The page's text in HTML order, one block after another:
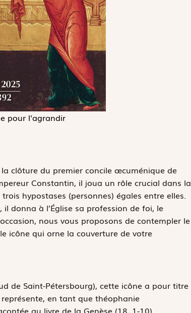
pour l'agrandir
clôture du premier concile œcuménique de
Constantin, il joua un rôle crucial dans la
hypostases (personnes) égales entre elles.
donna à l’Église sa profession de foi, le
nous vous proposons de contempler le
icône qui orne la couverture de votre
de Saint-Pétersbourg), cette icône a pour titre
représente, en tant que théophanie
au livre de la Genèse (18, 1-10).